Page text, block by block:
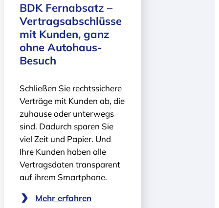
BDK Fernabsatz –
Vertragsabschlüsse
mit Kunden, ganz
ohne Autohaus-
Besuch
Schließen Sie rechtssichere
Verträge mit Kunden ab, die
zuhause oder unterwegs
sind. Dadurch sparen Sie
viel Zeit und Papier. Und
Ihre Kunden haben alle
Vertragsdaten transparent
auf ihrem Smartphone.
Mehr erfahren